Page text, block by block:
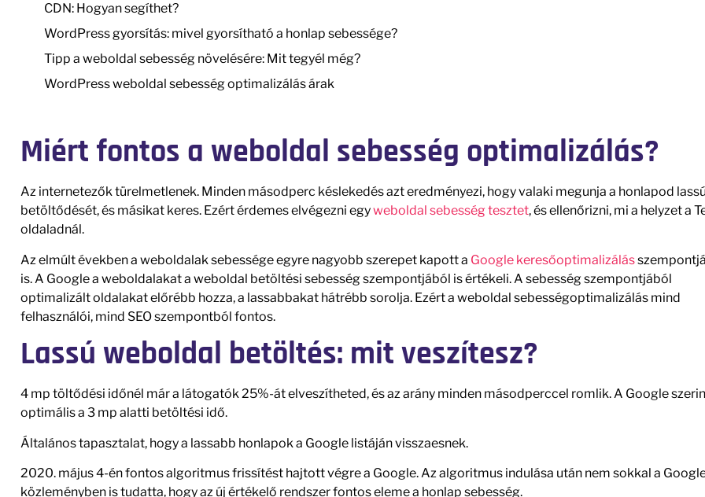
CDN: Hogyan segíthet?
WordPress gyorsítás: mivel gyorsítható a honlap sebessége?
Tipp a weboldal sebesség növelésére: Mit tegyél még?
WordPress weboldal sebesség optimalizálás árak
Miért fontos a weboldal sebesség optimalizálás?
Az internetezők türelmetlenek. Minden másodperc késlekedés azt eredményezi, hogy valaki megunja a honlapod lassú
betöltődését, és másikat keres. Ezért érdemes elvégezni egyweboldal sebesség tesztet, és ellenőrizni, mi a helyzet a
oldaladnál.
Az elmúlt években a weboldalak sebessége egyre nagyobb szerepet kapott a Google keresőoptimalizálás
is. A Google a weboldalakat a weboldal betöltési sebesség szempontjából is értékeli. A sebesség szempontjából
optimalizált oldalakat előrébb hozza, a lassabbakat hátrébb sorolja. Ezért a weboldal sebességoptimalizálás mind
felhasználói, mind SEO szempontból fontos.
Lassú weboldal betöltés: mit veszítesz?
4 mp töltődési időnél már a látogatók 25%-át elveszítheted, és az arány minden másodperccel romlik. A Google
optimális a 3 mp alatti betöltési idő.
Általános tapasztalat, hogy a lassabb honlapok a Google listáján visszaesnek.
2020. május 4-én fontos algoritmus frissítést hajtott végre a Google. Az algoritmus indulása után nem sokkal a
közleményben is tudatta, hogy az új értékelő rendszer fontos eleme a honlap sebesség.